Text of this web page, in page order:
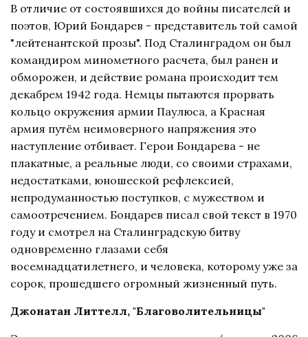
В отличие от состоявшихся до войны писателей и
поэтов, Юрий Бондарев - представитель той самой
"лейтенантской прозы". Под Сталинградом он был
командиром минометного расчета, был ранен и
обморожен, и действие романа происходит тем
декабрем 1942 года. Немцы пытаются прорвать
кольцо окружения армии Паулюса, а Красная
армия путём неимоверного напряжения это
наступление отбивает. Герои Бондарева - не
плакатные, а реальные люди, со своими страхами,
недостатками, юношеской рефлексией,
непродуманностью поступков, с мужеством и
самоотречением. Бондарев писал свой текст в 1970
году и смотрел на Сталинградскую битву
одновременно глазами себя
восемнадцатилетнего, и человека, которому уже за
сорок, прошедшего огромный жизненный путь.
Джонатан Литтелл, "Благоволительницы"